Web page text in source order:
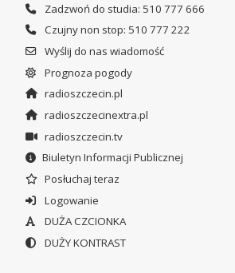
Zadzwoń do studia: 510 777 666
Czujny non stop: 510 777 222
Wyślij do nas wiadomość
Prognoza pogody
radioszczecin.pl
radioszczecinextra.pl
radioszczecin.tv
Biuletyn Informacji Publicznej
Posłuchaj teraz
Logowanie
DUŻA CZCIONKA
DUŻY KONTRAST